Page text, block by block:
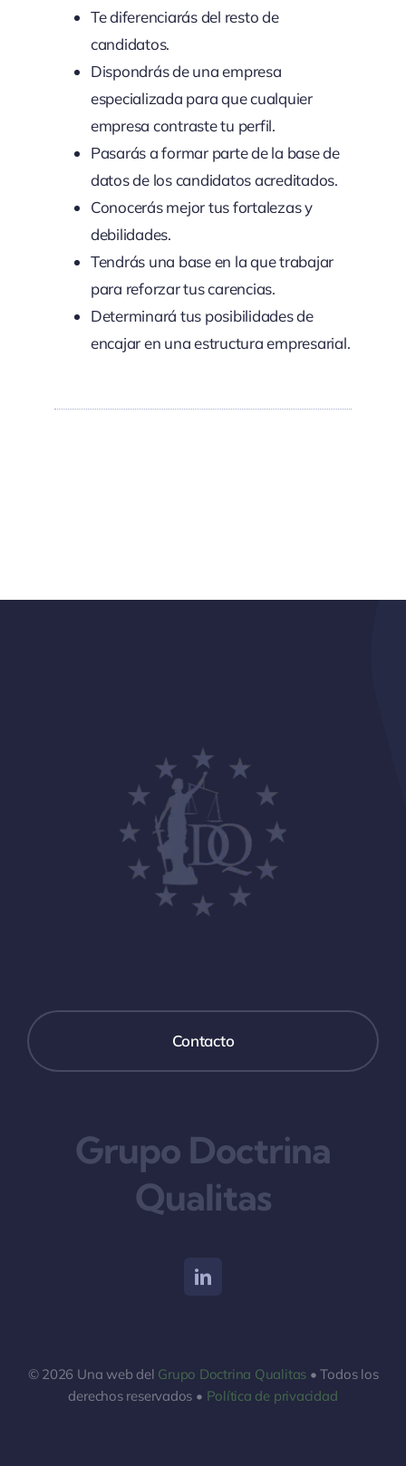
Te diferenciarás del resto de
candidatos.
Dispondrás de una empresa
especializada para que cualquier
empresa contraste tu perfil.
Pasarás a formar parte de la base de
datos de los candidatos acreditados.
Conocerás mejor tus fortalezas y
debilidades.
Tendrás una base en la que trabajar
para reforzar tus carencias.
Determinará tus posibilidades de
encajar en una estructura empresarial.
Contacto
Grupo Doctrina
Qualitas
© 2026 Una web del Grupo Doctrina Qualitas • Todos los
derechos reservados • Política de privacidad